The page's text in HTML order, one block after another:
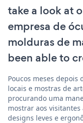
take a look at
empresa de
molduras de
been able to
Poucos meses
locais e mostras de
procurando uma
mostrar aos
designs leves e